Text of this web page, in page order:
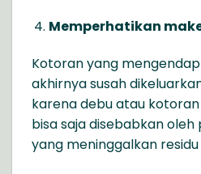
Memperhatikan
Kotoran yang
akhirnya susah
karena debu atau kotoran
bisa saja disebabkan
yang meninggalkan